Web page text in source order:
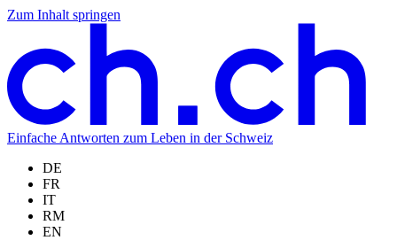
Zum Inhalt springen
Zum
springen
Zur
springen
Zur
springen
Zur
springen
Einfache Antworten zum Leben in der Schweiz
DE
FR
IT
RM
EN